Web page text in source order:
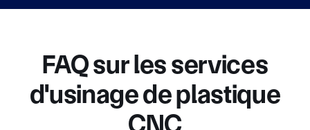
FAQ sur les services
d'usinage de plastique